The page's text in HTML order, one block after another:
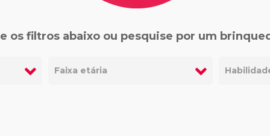
os filtros abaixo ou pesquise por um